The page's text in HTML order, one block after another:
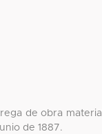
de obra
de 1887.